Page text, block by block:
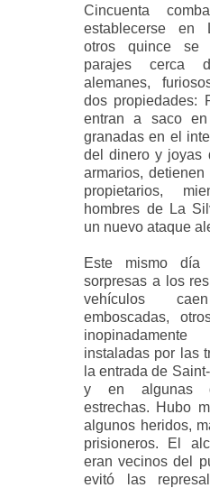
Cincuenta
establecerse en
otros quince se
parajes cerca
alemanes,
dos propiedades:
entran a saco
granadas en el
del dinero y joyas
armarios,
propietarios,
hombres de La
un nuevo ataque
Este mismo día
sorpresas a los
vehículos
emboscadas,
instaladas por las
la entrada de
y en algunas
estrechas. Hubo
algunos heridos,
prisioneros. El
eran vecinos del
evitó las